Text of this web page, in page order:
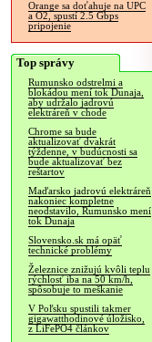
Orange sa doťahuje na UPC
a O2, spustí 2.5 Gbps
pripojenie
Top správy
Rumunsko odstrelmi a
blokádou mení tok Dunaja,
aby udržalo jadrovú
elektráreň v chode
Chrome sa bude
aktualizovať dvakrát
týždenne, v budúcnosti sa
bude aktualizovať bez
reštartov
Maďarsko jadrovú elektráreň
nakoniec kompletne
neodstavilo, Rumunsko mení
tok Dunaja
Slovensko.sk má opäť
technické problémy
Železnice znižujú kvôli teplu
rýchlosť iba na 50 km/h,
spôsobuje to meškanie
V Poľsku spustili takmer
gigawatthodinové úložisko,
z LiFePO4 článkov